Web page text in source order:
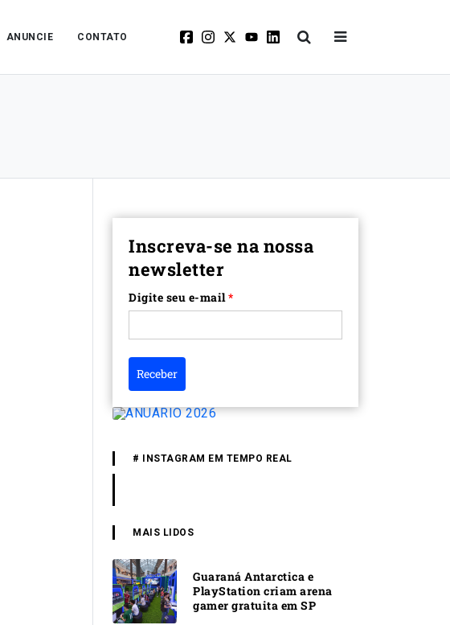
ANUNCIE CONTATO
Inscreva-se na nossa
newsletter
Digite seu e-mail*
Receber
# INSTAGRAM EM TEMPO REAL
MAIS LIDOS
Guaraná Antarctica e
PlayStation criam arena
gamer gratuita em SP